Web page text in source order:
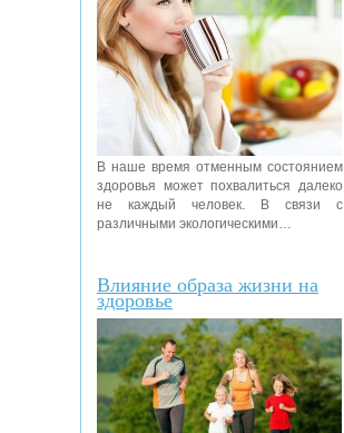
В наше время отменным состоянием
здоровья может похвалиться далеко
не каждый человек. В связи с
различными экологическими…
Влияние образа жизни на
здоровье